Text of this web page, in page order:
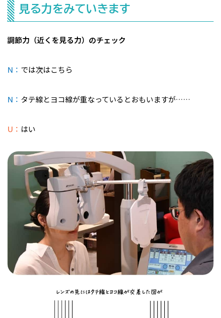
見る力をみていきます
調節力（近くを見る力）のチェック
N： では次はこちら
N： タテ線とヨコ線が重なっているとおもいますが……
U： はい